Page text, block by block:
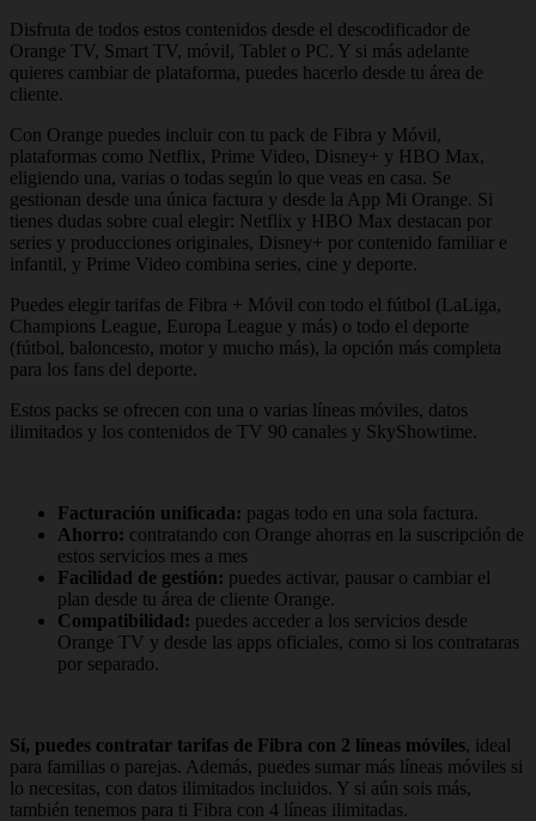
Disfruta de todos estos contenidos desde el descodificador de
Orange TV, Smart TV, móvil, Tablet o PC. Y si más adelante
quieres cambiar de plataforma, puedes hacerlo desde tu área de
cliente.
Con Orange puedes incluir con tu pack de Fibra y Móvil,
plataformas como Netflix, Prime Video, Disney+ y HBO Max,
eligiendo una, varias o todas según lo que veas en casa. Se
gestionan desde una única factura y desde la App Mi Orange. Si
tienes dudas sobre cual elegir: Netflix y HBO Max destacan por
series y producciones originales, Disney+ por contenido familiar e
infantil, y Prime Video combina series, cine y deporte.
Puedes elegir tarifas de Fibra + Móvil con todo el fútbol (LaLiga,
Champions League, Europa League y más) o todo el deporte
(fútbol, baloncesto, motor y mucho más), la opción más completa
para los fans del deporte.
Estos packs se ofrecen con una o varias líneas móviles, datos
ilimitados y los contenidos de TV 90 canales y SkyShowtime.
Facturación unificada: pagas todo en una sola factura.
Ahorro: contratando con Orange ahorras en la suscripción de
estos servicios mes a mes
Facilidad de gestión: puedes activar, pausar o cambiar el
plan desde tu área de cliente Orange.
Compatibilidad: puedes acceder a los servicios desde
Orange TV y desde las apps oficiales, como si los contrataras
por separado.
Sí, puedes contratar tarifas de Fibra con 2 líneas móviles, ideal
para familias o parejas. Además, puedes sumar más líneas móviles si
lo necesitas, con datos ilimitados incluidos. Y si aún sois más,
también tenemos para ti Fibra con 4 líneas ilimitadas.